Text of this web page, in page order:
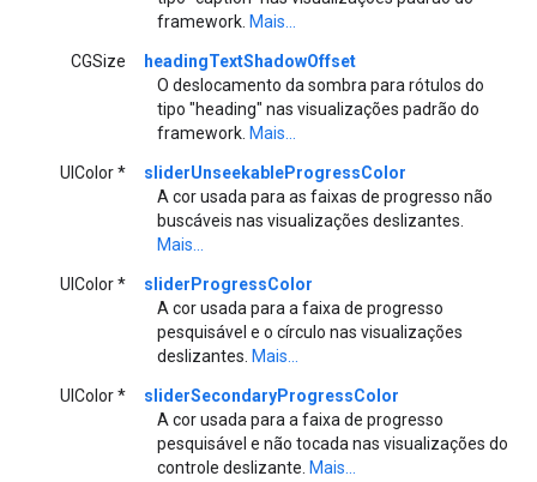
framework. Mais...
CGSize
headingTextShadowOffset
O deslocamento da sombra para rótulos do
tipo "heading" nas visualizações padrão do
framework. Mais...
UIColor *
sliderUnseekableProgressColor
A cor usada para as faixas de progresso não
buscáveis nas visualizações deslizantes.
Mais...
UIColor *
sliderProgressColor
A cor usada para a faixa de progresso
pesquisável e o círculo nas visualizações
deslizantes. Mais...
UIColor *
sliderSecondaryProgressColor
A cor usada para a faixa de progresso
pesquisável e não tocada nas visualizações do
controle deslizante. Mais...